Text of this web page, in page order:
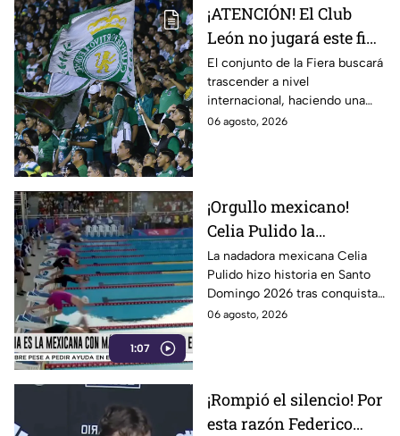
¡ATENCIÓN! El Club
León no jugará este fin
de semana en la Liga
MX; ¿cuándo vuelve?
El conjunto de la Fiera buscará
trascender a nivel
internacional, haciendo una
pausa en la liga.
06 agosto, 2026
1:07
¡Orgullo mexicano!
Celia Pulido la
nadadora leonesa hace
historia en los Juegos
Centroamericanos
La nadadora mexicana Celia
Pulido hizo historia en Santo
Domingo 2026 tras conquistar
11 medallas en una sola edición.
06 agosto, 2026
¡Rompió el silencio! Por
esta razón Federico